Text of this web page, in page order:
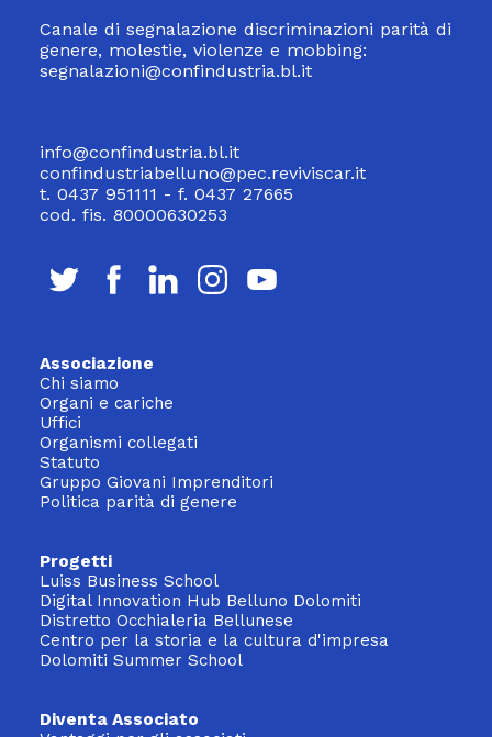
Canale di segnalazione discriminazioni parità di
genere, molestie, violenze e mobbing:
segnalazioni@confindustria.bl.it
info@confindustria.bl.it
confindustriabelluno@pec.reviviscar.it
t. 0437 951111 - f. 0437 27665
cod. fis. 80000630253
Associazione
Chi siamo
Organi e cariche
Uffici
Organismi collegati
Statuto
Gruppo Giovani Imprenditori
Politica parità di genere
Progetti
Luiss Business School
Digital Innovation Hub Belluno Dolomiti
Distretto Occhialeria Bellunese
Centro per la storia e la cultura d'impresa
Dolomiti Summer School
Diventa Associato